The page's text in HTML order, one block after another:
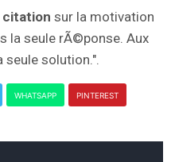
citation sur la motivation
la seule rÃ©ponse. Aux
seule solution.".
WHATSAPP PINTEREST